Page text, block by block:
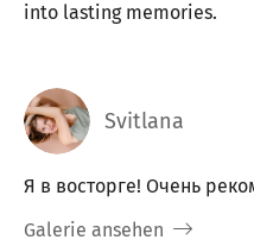
into lasting memories.
Svitlana
Я в восторге! Очень
Galerie ansehen